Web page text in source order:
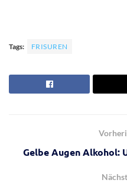
Tags: FRISUREN
Gelbe Augen Alkohol: